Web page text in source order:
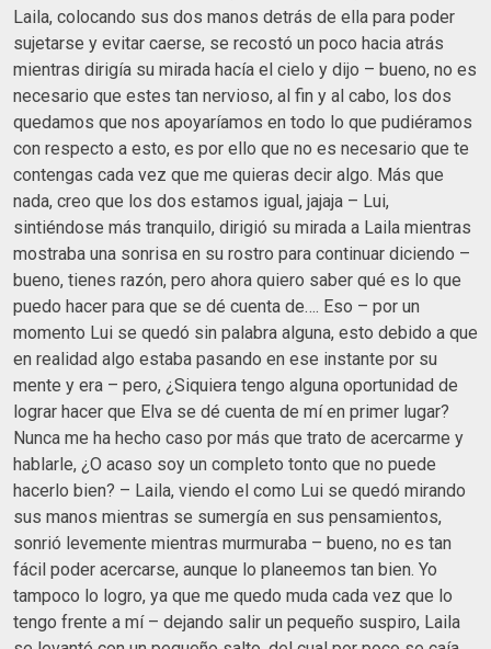
Laila, colocando sus dos manos detrás de ella para poder
sujetarse y evitar caerse, se recostó un poco hacia atrás
mientras dirigía su mirada hacía el cielo y dijo – bueno, no es
necesario que estes tan nervioso, al fin y al cabo, los dos
quedamos que nos apoyaríamos en todo lo que pudiéramos
con respecto a esto, es por ello que no es necesario que te
contengas cada vez que me quieras decir algo. Más que
nada, creo que los dos estamos igual, jajaja – Lui,
sintiéndose más tranquilo, dirigió su mirada a Laila mientras
mostraba una sonrisa en su rostro para continuar diciendo –
bueno, tienes razón, pero ahora quiero saber qué es lo que
puedo hacer para que se dé cuenta de…. Eso – por un
momento Lui se quedó sin palabra alguna, esto debido a que
en realidad algo estaba pasando en ese instante por su
mente y era – pero, ¿Siquiera tengo alguna oportunidad de
lograr hacer que Elva se dé cuenta de mí en primer lugar?
Nunca me ha hecho caso por más que trato de acercarme y
hablarle, ¿O acaso soy un completo tonto que no puede
hacerlo bien? – Laila, viendo el como Lui se quedó mirando
sus manos mientras se sumergía en sus pensamientos,
sonrió levemente mientras murmuraba – bueno, no es tan
fácil poder acercarse, aunque lo planeemos tan bien. Yo
tampoco lo logro, ya que me quedo muda cada vez que lo
tengo frente a mí – dejando salir un pequeño suspiro, Laila